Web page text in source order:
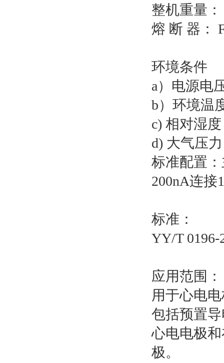
整机重量
熔 断 器：
环境条件
a）电源电
b）环境温
c) 相对湿
d) 大气压
标准配置
200nA连接
标准：
YY/T
应用范围：
用于心电
包括预置
心电电极
极。